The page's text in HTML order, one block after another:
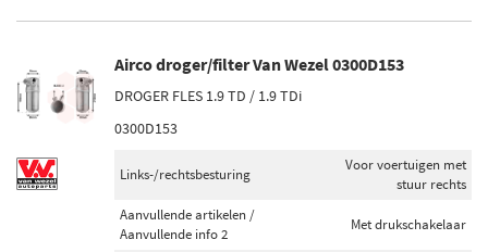
Airco droger/filter Van Wezel 0300D153
DROGER FLES 1.9 TD / 1.9 TDi
0300D153
Links-/rechtsbesturing
Voor voertuigen met
stuur rechts
Aanvullende artikelen /
Aanvullende info 2
Met drukschakelaar